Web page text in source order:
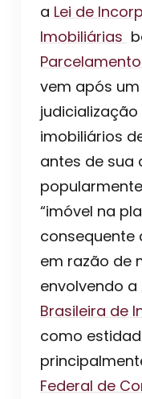
a Lei de
Imobiliárias
vem após
imobiliários
antes de sua
“imóvel na
consequente
em razão de
envolvendo a
Brasileira de
como
Federal de